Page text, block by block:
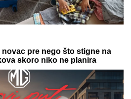
sigurni su da je to ĐAVOLJI
šta zapravo znači taj san